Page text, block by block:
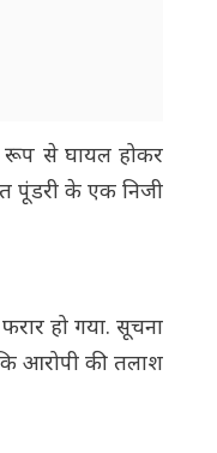
रूप से घायल होकर
पूंडरी के एक निजी
हो गया. सूचना
आरोपी की तलाश